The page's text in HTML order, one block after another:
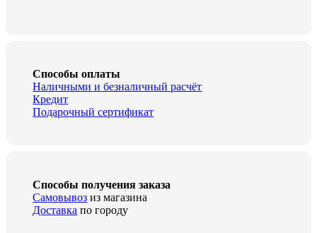
Способы оплаты
Наличными и безналичный расчёт
Кредит
Подарочный сертификат
Способы получения заказа
Самовывоз из магазина
Доставка по городу